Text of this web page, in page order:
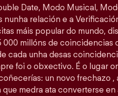
Date, Modo Musical,
nunha relación e a
máis popular do mundo,
000 millóns de coincidencias
cada unha desas
foi o obxectivo. É o lugar
un novo frechazo ,
que medra ata converterse en